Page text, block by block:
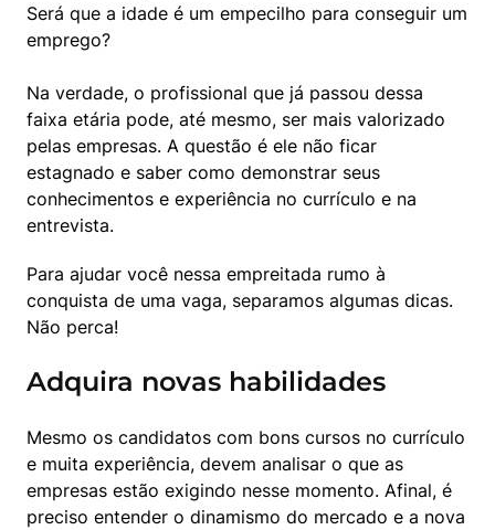
Será que a idade é um empecilho para conseguir um
emprego?
Na verdade, o profissional que já passou dessa
faixa etária pode, até mesmo, ser mais valorizado
pelas empresas. A questão é ele não ficar
estagnado e saber como demonstrar seus
conhecimentos e experiência no currículo e na
entrevista.
Para ajudar você nessa empreitada rumo à
conquista de uma vaga, separamos algumas dicas.
Não perca!
Adquira novas habilidades
Mesmo os candidatos com bons cursos no currículo
e muita experiência, devem analisar o que as
empresas estão exigindo nesse momento. Afinal, é
preciso entender o dinamismo do mercado e a nova